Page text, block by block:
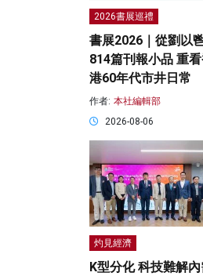
2026書展巡禮
書展2026｜從劉以
814篇刊報小品 重
港60年代市井日常
作者: 本社編輯部
2026-08-06
灼見經濟
K型分化 科技難解